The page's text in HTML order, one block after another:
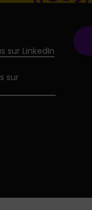
sur LinkedIn
sur